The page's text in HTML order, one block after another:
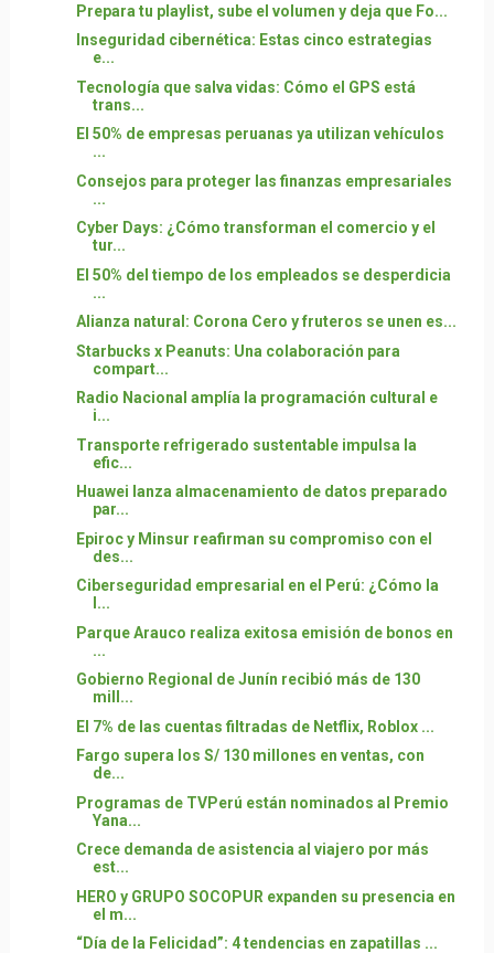
Prepara tu playlist, sube el volumen y deja que Fo...
Inseguridad cibernética: Estas cinco estrategias
e...
Tecnología que salva vidas: Cómo el GPS está
trans...
El 50% de empresas peruanas ya utilizan vehículos
...
Consejos para proteger las finanzas empresariales
...
Cyber Days: ¿Cómo transforman el comercio y el
tur...
El 50% del tiempo de los empleados se desperdicia
...
Alianza natural: Corona Cero y fruteros se unen es...
Starbucks x Peanuts: Una colaboración para
compart...
Radio Nacional amplía la programación cultural e
i...
Transporte refrigerado sustentable impulsa la
efic...
Huawei lanza almacenamiento de datos preparado
par...
Epiroc y Minsur reafirman su compromiso con el
des...
Ciberseguridad empresarial en el Perú: ¿Cómo la
I...
Parque Arauco realiza exitosa emisión de bonos en
...
Gobierno Regional de Junín recibió más de 130
mill...
El 7% de las cuentas filtradas de Netflix, Roblox ...
Fargo supera los S/ 130 millones en ventas, con
de...
Programas de TVPerú están nominados al Premio
Yana...
Crece demanda de asistencia al viajero por más
est...
HERO y GRUPO SOCOPUR expanden su presencia en
el m...
“Día de la Felicidad”: 4 tendencias en zapatillas ...